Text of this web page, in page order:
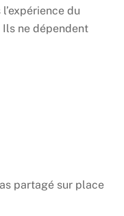
du
ne dépendent
partagé sur place